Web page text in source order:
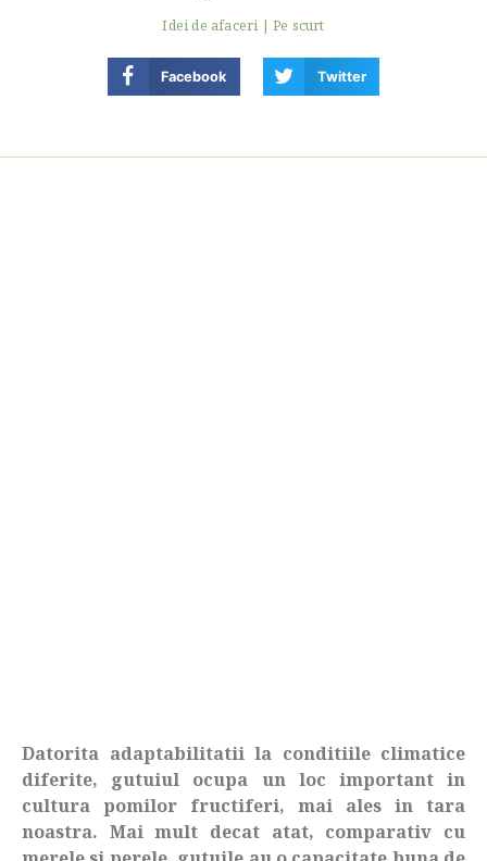
Idei de afaceri | Pe scurt
Facebook Twitter
Datorita adaptabilitatii la conditiile climatice
diferite, gutuiul ocupa un loc important in
cultura pomilor fructiferi, mai ales in tara
noastra. Mai mult decat atat, comparativ cu